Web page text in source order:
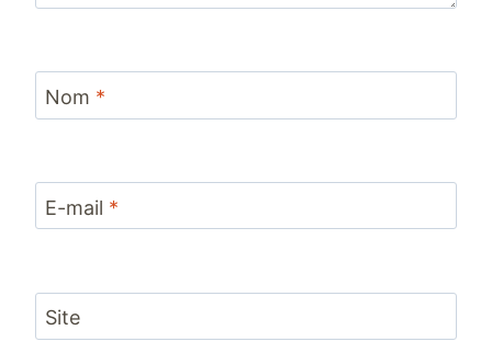
Nom *
E-mail *
Site